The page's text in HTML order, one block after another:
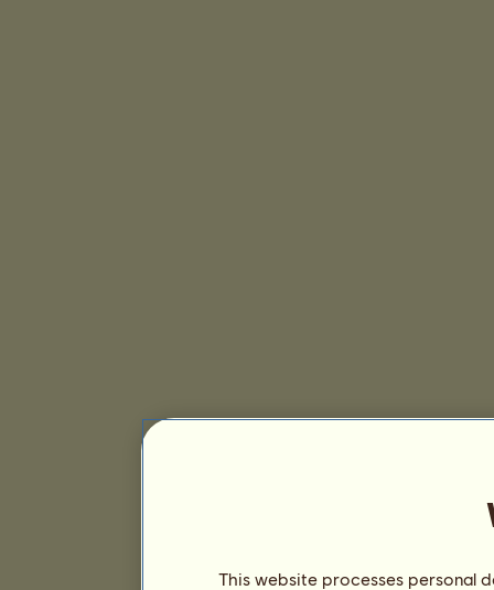
This website processes personal